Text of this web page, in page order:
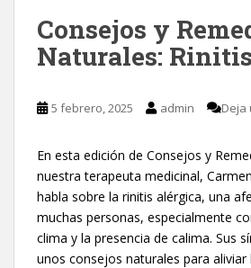
Consejos y
Naturales:
5 febrero, 2025 admin Deja
En esta edición de Consejos y
nuestra terapeuta medicinal,
habla sobre la rinitis alérgica, una
muchas personas, especialmente
clima y la presencia de calima. Sus
unos consejos naturales para aliviar